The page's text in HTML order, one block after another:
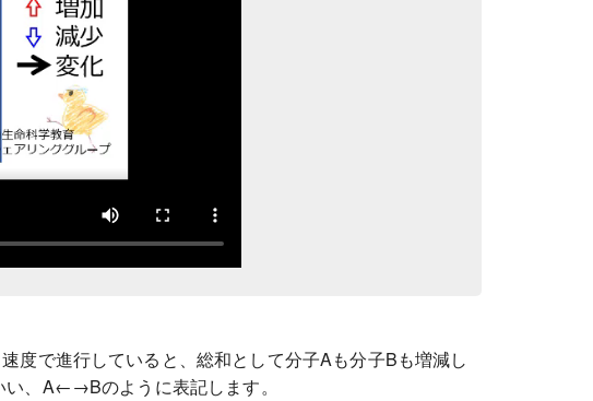
で進行していると、総和として分子Aも分子Bも増減し
い、A←→Bのように表記します。